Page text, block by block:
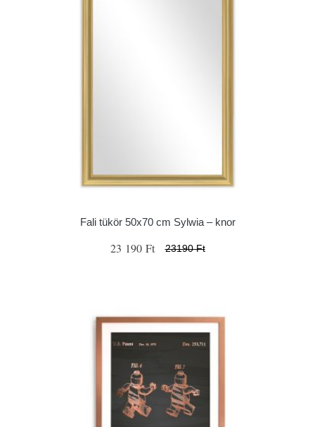
Fali tükör 50x70 cm Sylwia – knor
23 190 Ft 23190 Ft